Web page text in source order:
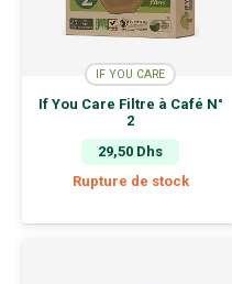
IF YOU CARE
If You Care Filtre à Café N°
2
29,50 Dhs
Rupture de stock